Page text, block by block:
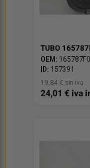
TUBO
OEM:
ID: 157391
19,84 € sin iva
24,01 € iva